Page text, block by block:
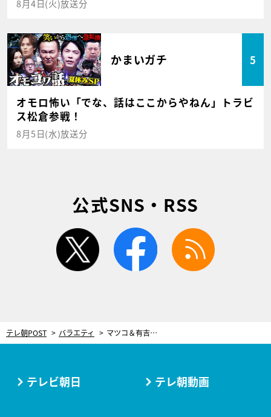
8月4日(火)放送分
かまいガチ 5
オモロ怖い「でな、話はここからやねん」トラビ
ス松倉参戦！
8月5日(水)放送分
公式SNS・RSS
twitter facebook
テレ朝POST バラエティ マツコ＆有吉、意見一致！喋れるとビジネスで有利な“英語以外の言語”
テレビ朝日 テレ朝動画